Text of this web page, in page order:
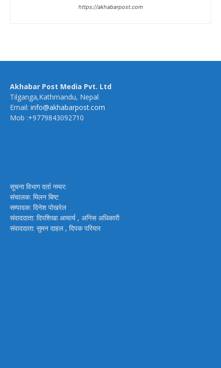
https://akhabarpost.com
Akhabar Post Media Pvt. Ltd
Tilganga,Kathmandu, Nepal
Email: info@akhabarpost.com
Mob :+9779843092710
सूचना विभाग दर्ता नम्वर:
संचालक: मिलन बिष्ट
सम्पादक: दिनेश पोखरेल
संवाददाता: दिपशिखा आचार्य , अनिस अधिकारी
संवाददाता: सुमन दाहल , दिपक परियार